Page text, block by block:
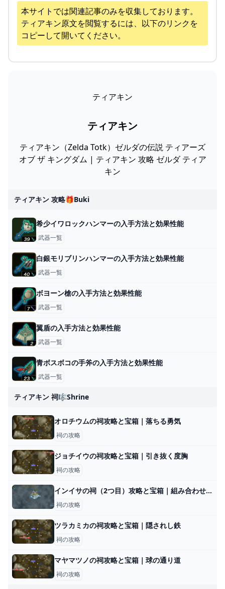
本サイトでは関連記事のみを収集しております。
ティアキン原文を閲覧するには、以下のリンクを
コピーして開いてください。
ティアキン
ティアキン
ティアキン（Zelda Totk）ゼルダの伝説 ティアーズ
オブ ザ キングダム | ティアキン 攻略 ゼルダ ティア
キン
ティアキン 攻略🎁buki
希少イワロックハンマーの入手方法と効果性能
武器一覧
白銀モリブリンハンマーの入手方法と効果性能
武器一覧
ボヨーン槍の入手方法と効果性能
武器一覧
翼盾の入手方法と効果性能
武器一覧
青ボスボコの手斧の入手方法と効果性能
武器一覧
ティアキン 祠🎼shrine
オロチウムの祠攻略と宝箱｜落ちる勇気
祠の攻略
ジョチイウの祠攻略と宝箱｜引き抜く度胸
祠の攻略
インイサの祠（2つ目）攻略と宝箱｜組み合わせる力
祠の攻略
ツラカミカの祠攻略と宝箱｜隠されし鉄
祠の攻略
マヤマツノの祠攻略と宝箱｜球の通り道
祠の攻略